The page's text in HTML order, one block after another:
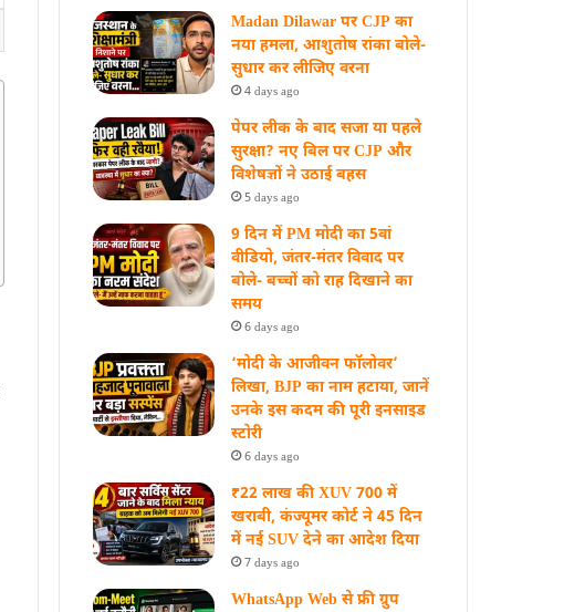
Madan Dilawar पर CJP का
नया हमला, आशुतोष रांका बोले-
सुधार कर लीजिए वरना
4 days ago
पेपर लीक के बाद सजा या पहले
सुरक्षा? नए बिल पर CJP और
विशेषज्ञों ने उठाई बहस
5 days ago
9 दिन में PM मोदी का 5वां
वीडियो, जंतर-मंतर विवाद पर
बोले- बच्चों को राह दिखाने का
समय
6 days ago
‘मोदी के आजीवन फॉलोवर’
लिखा, BJP का नाम हटाया, जानें
उनके इस कदम की पूरी इनसाइड
स्‍टोरी
6 days ago
₹22 लाख की XUV 700 में
खराबी, कंज्यूमर कोर्ट ने 45 दिन
में नई SUV देने का आदेश दिया
7 days ago
WhatsApp Web से फ्री ग्रुप